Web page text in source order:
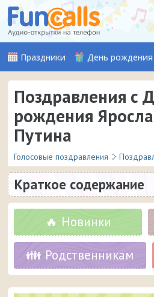
Праздники День рождения
Поздравления с
рождения
Путина
Голосовые поздравления
Краткое содержание
🔥 Новинки
👪 Родственникам